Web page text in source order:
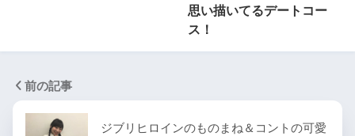
思い描いてるデートコー
ス！
前の記事
ジブリヒロインのものまね＆コントの可愛